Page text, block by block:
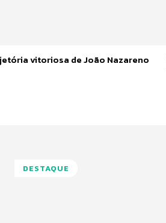
vitoriosa de João Nazareno
DESTAQUE